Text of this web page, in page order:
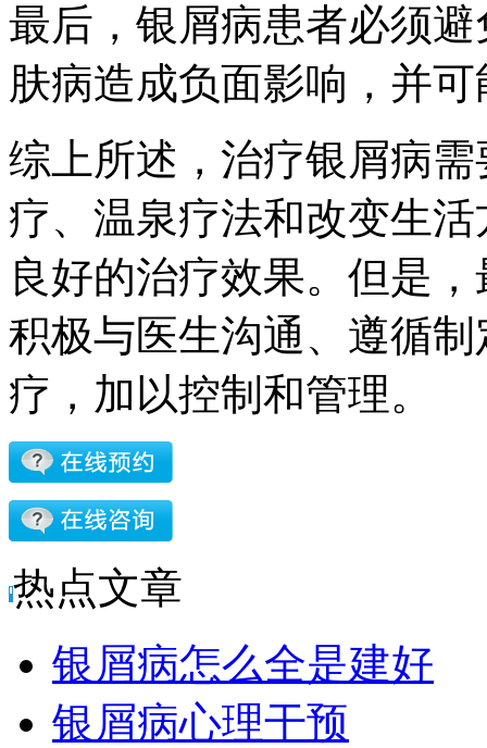
最后，银屑病患者必须
肤病造成负面影响，并
综上所述，治疗银屑病
疗、温泉疗法和改变生
良好的治疗效果。但是
积极与医生沟通、遵循
疗，加以控制和管理。
热点文章
银屑病怎么全是建好
银屑病心理干预